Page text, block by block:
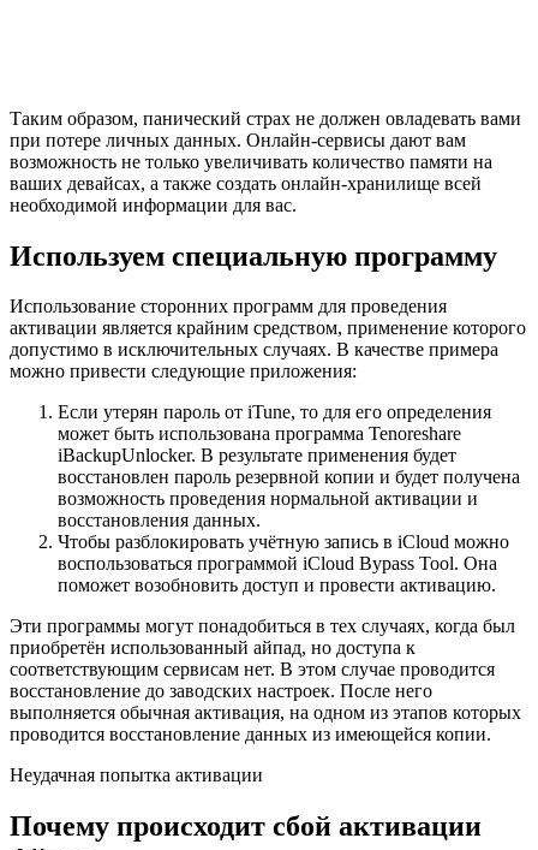
Таким образом, панический страх не должен овладевать вами
при потере личных данных. Онлайн-сервисы дают вам
возможность не только увеличивать количество памяти на
ваших девайсах, а также создать онлайн-хранилище всей
необходимой информации для вас.
Используем специальную программу
Использование сторонних программ для проведения
активации является крайним средством, применение которого
допустимо в исключительных случаях. В качестве примера
можно привести следующие приложения:
Если утерян пароль от iTune, то для его определения
может быть использована программа Tenoreshare
iBackupUnlocker. В результате применения будет
восстановлен пароль резервной копии и будет получена
возможность проведения нормальной активации и
восстановления данных.
Чтобы разблокировать учётную запись в iCloud можно
воспользоваться программой iCloud Bypass Tool. Она
поможет возобновить доступ и провести активацию.
Эти программы могут понадобиться в тех случаях, когда был
приобретён использованный айпад, но доступа к
соответствующим сервисам нет. В этом случае проводится
восстановление до заводских настроек. После него
выполняется обычная активация, на одном из этапов которых
проводится восстановление данных из имеющейся копии.
Неудачная попытка активации
Почему происходит сбой активации